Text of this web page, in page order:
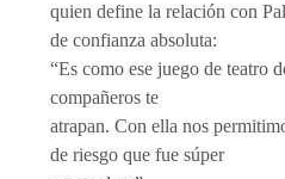
quien define la relación con
de confianza absoluta:
“Es como ese juego de teatro
compañeros te
atrapan. Con ella nos
de riesgo que fue súper